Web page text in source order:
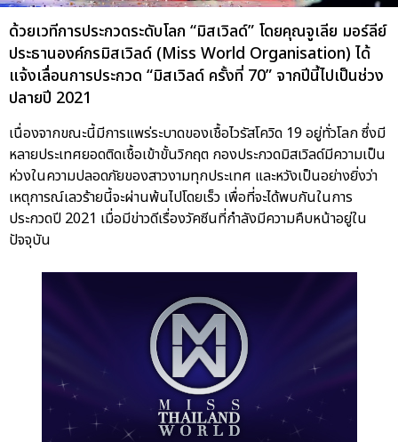
ด้วยเวทีการประกวดระดับโลก “มิสเวิลด์” โดยคุณจูเลีย มอร์ลีย์
ประธานองค์กรมิสเวิลด์ (Miss World Organisation) ได้
แจ้งเลื่อนการประกวด “มิสเวิลด์ ครั้งที่ 70” จากปีนี้ไปเป็นช่วง
ปลายปี 2021
เนื่องจากขณะนี้มีการแพร่ระบาดของเชื้อไวรัสโควิด 19 อยู่ทั่วโลก ซึ่งมี
หลายประเทศยอดติดเชื้อเข้าขั้นวิกฤต กองประกวดมิสเวิลด์มีความเป็น
ห่วงในความปลอดภัยของสาวงามทุกประเทศ และหวังเป็นอย่างยิ่งว่า
เหตุการณ์เลวร้ายนี้จะผ่านพ้นไปโดยเร็ว เพื่อที่จะได้พบกันในการ
ประกวดปี 2021 เมื่อมีข่าวดีเรื่องวัคซีนที่กำลังมีความคืบหน้าอยู่ใน
ปัจจุบัน